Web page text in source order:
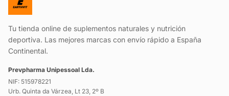
Tu tienda online de suplementos naturales y nutrición
deportiva. Las mejores marcas con envío rápido a España
Continental.
Prevpharma Unipessoal Lda.
NIF: 515978221
Urb. Quinta da Várzea, Lt 23, 2º B